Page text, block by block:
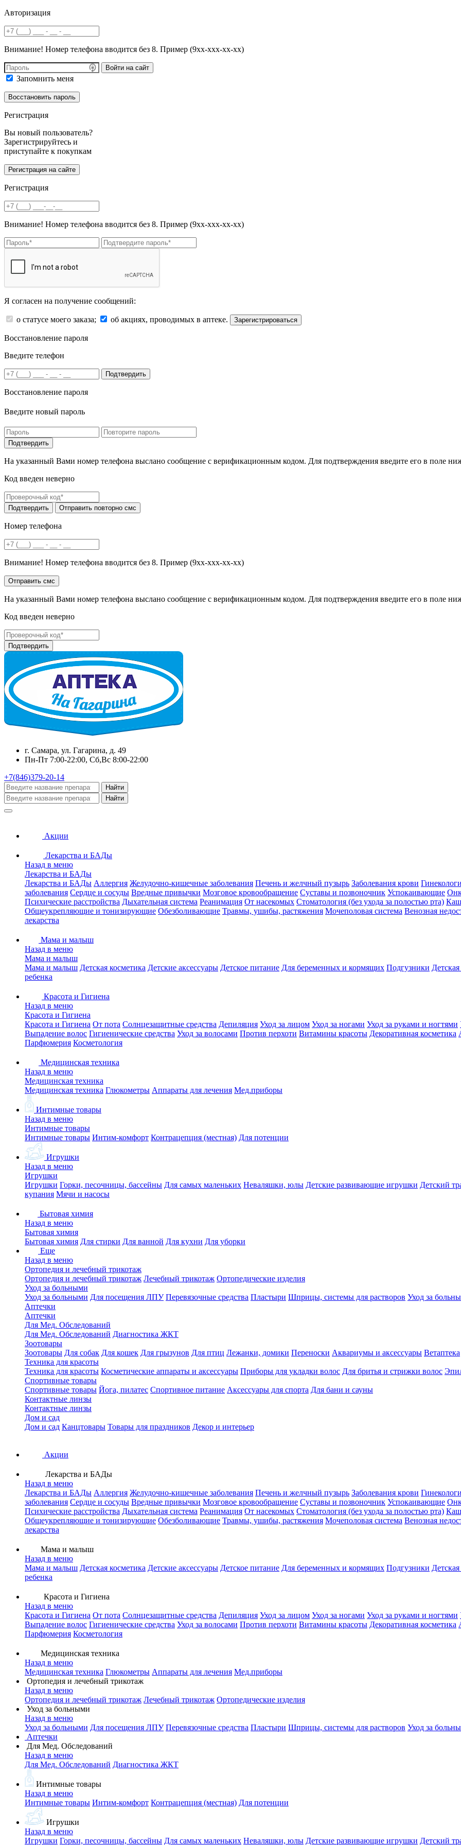
Авторизация
Внимание! Номер телефона вводится без 8. Пример (9хх-ххх-хх-хх)
Войти на сайт
Запомнить меня
Регистрация
Вы новый пользователь?
Зарегистрируйтесь и
приступайте к покупкам
Регистрация
Внимание! Номер телефона вводится без 8. Пример (9хх-ххх-хх-хх)
Я согласен на получение сообщений:
о статусе моего заказа; об акциях, проводимых в аптеке. Зарегистрироваться
Восстановление пароля
Введите телефон
Подтвердить
Восстановление пароля
Введите новый пароль
На указанный Вами номер телефона выслано сообщение с верификационным кодом. Для подтверждения введите его в поле
Код введен неверно
Номер телефона
Внимание! Номер телефона вводится без 8. Пример (9хх-ххх-хх-хх)
На указанный Вами номер телефона выслано сообщение с верификационным кодом. Для подтверждения введите его в поле
Код введен неверно
г. Самара, ул. Гагарина, д. 49
Пн-Пт 7:00-22:00, Сб,Вс 8:00-22:00
+7(846)379-20-14
Найти
Найти
Акции
Лекарства и БАДы
Назад в меню
Лекарства и БАДы
Лекарства и БАДы Аллергия Желудочно-кишечные заболевания Печень и желчный пузырь Заболевания крови
заболевания Сердце и сосуды Вредные привычки Мозговое кровообращение Суставы и позвоночник Успокаивающие
Психические расстройства Дыхательная система Реанимация От насекомых Стоматология (без ухода за полостью рта)
Общеукрепляющие и тонизирующие Обезболивающие Травмы, ушибы, растяжения Мочеполовая система Венозная
лекарства
Мама и малыш
Назад в меню
Мама и малыш
Мама и малыш Детская косметика Детские аксессуары Детское питание Для беременных и кормящих Подгузники
ребенка
Красота и Гигиена
Назад в меню
Красота и Гигиена
Красота и Гигиена От пота Солнцезащитные средства Депиляция Уход за лицом Уход за ногами Уход за руками и ногтями
Выпадение волос Гигиенические средства Уход за волосами Против перхоти Витамины красоты Декоративная косметика
Парфюмерия Косметология
Медицинская техника
Назад в меню
Медицинская техника
Медицинская техника Глюкометры Аппараты для лечения Мед.приборы
Интимные товары
Назад в меню
Интимные товары
Интимные товары Интим-комфорт Контрацепция (местная) Для потенции
Игрушки
Назад в меню
Игрушки
Игрушки Горки, песочницы, бассейны Для самых маленьких Неваляшки, юлы Детские развивающие игрушки Детский
купания Мячи и насосы
Бытовая химия
Назад в меню
Бытовая химия
Бытовая химия Для стирки Для ванной Для кухни Для уборки
Еще
Назад в меню
Ортопедия и лечебный трикотаж
Ортопедия и лечебный трикотаж Лечебный трикотаж Ортопедические изделия
Уход за больными
Уход за больными Для посещения ЛПУ Перевязочные средства Пластыри Шприцы, системы для растворов Уход за
Аптечки
Аптечки
Для Мед. Обследований
Для Мед. Обследований Диагностика ЖКТ
Зоотовары
Зоотовары Для собак Для кошек Для грызунов Для птиц Лежанки, домики Переноски Аквариумы и аксессуары Ветаптека
Техника для красоты
Техника для красоты Косметические аппараты и аксессуары Приборы для укладки волос Для бритья и стрижки волос
Спортивные товары
Спортивные товары Йога, пилатес Спортивное питание Аксессуары для спорта Для бани и сауны
Контактные линзы
Контактные линзы
Дом и сад
Дом и сад Канцтовары Товары для праздников Декор и интерьер
Акции
Лекарства и БАДы
Назад в меню
Лекарства и БАДы Аллергия Желудочно-кишечные заболевания Печень и желчный пузырь Заболевания крови
заболевания Сердце и сосуды Вредные привычки Мозговое кровообращение Суставы и позвоночник Успокаивающие
Психические расстройства Дыхательная система Реанимация От насекомых Стоматология (без ухода за полостью рта)
Общеукрепляющие и тонизирующие Обезболивающие Травмы, ушибы, растяжения Мочеполовая система Венозная
лекарства
Мама и малыш
Назад в меню
Мама и малыш Детская косметика Детские аксессуары Детское питание Для беременных и кормящих Подгузники
ребенка
Красота и Гигиена
Назад в меню
Красота и Гигиена От пота Солнцезащитные средства Депиляция Уход за лицом Уход за ногами Уход за руками и ногтями
Выпадение волос Гигиенические средства Уход за волосами Против перхоти Витамины красоты Декоративная косметика
Парфюмерия Косметология
Медицинская техника
Назад в меню
Медицинская техника Глюкометры Аппараты для лечения Мед.приборы
Ортопедия и лечебный трикотаж
Назад в меню
Ортопедия и лечебный трикотаж Лечебный трикотаж Ортопедические изделия
Уход за больными
Назад в меню
Уход за больными Для посещения ЛПУ Перевязочные средства Пластыри Шприцы, системы для растворов Уход за
Аптечки
Для Мед. Обследований
Назад в меню
Для Мед. Обследований Диагностика ЖКТ
Интимные товары
Назад в меню
Интимные товары Интим-комфорт Контрацепция (местная) Для потенции
Игрушки
Назад в меню
Игрушки Горки, песочницы, бассейны Для самых маленьких Неваляшки, юлы Детские развивающие игрушки Детский